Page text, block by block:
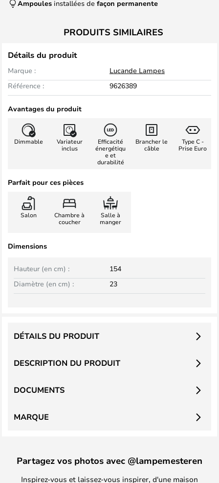
Ampoules installées de façon permanente
PRODUITS SIMILAIRES
Détails du produit
Marque :
Lucande Lampes
Référence :
9626389
Avantages du produit
Dimmable
Variateur
inclus
Efficacité
énergétiqu
e et
durabilité
Brancher le
câble
Type C -
Prise Euro
Parfait pour ces pièces
Salon
Chambre à
coucher
Salle à
manger
Dimensions
Hauteur (en cm) :
154
Diamètre (en cm) :
23
DESCRIPTION DU PRODUIT
DÉTAILS DU PRODUIT
DOCUMENTS
MARQUE
Partagez vos photos avec @lampemesteren
Inspirez-vous et laissez-vous inspirer, d'une maison